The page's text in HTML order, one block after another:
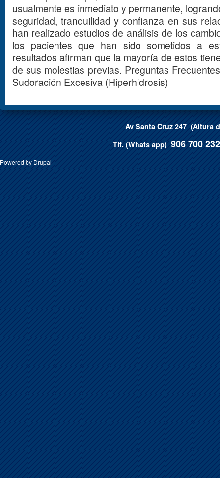
usualmente es inmediato y permanente,
seguridad, tranquilidad y confianza en sus
han realizado estudios de análisis de los
los pacientes que han sido sometidos a
resultados afirman que la mayoría de estos
de sus molestias previas. Preguntas
Sudoración Excesiva (Hiperhidrosis)
Av Santa Cruz 247 (Altura
Tlf. (Whats app) 906 700 232
Powered by Drupal